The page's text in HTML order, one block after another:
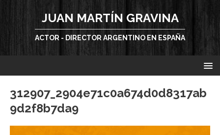
JUAN MARTÍN GRAVINA
ACTOR - DIRECTOR ARGENTINO EN ESPAÑA
312907_2904e71c0a674d0d8317ab
9d2f8b7da9